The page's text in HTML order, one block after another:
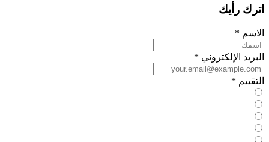
اترك رأيك
الاسم *
البريد الإلكتروني *
التقييم *